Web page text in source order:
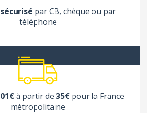
par CB, chèque ou par
téléphone
à partir de 35€pour la France
métropolitaine